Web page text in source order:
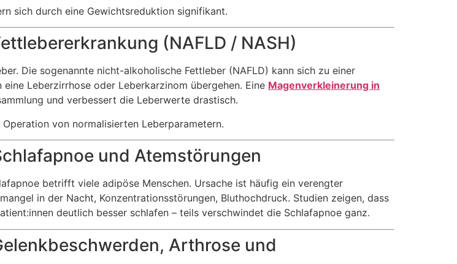
sich durch eine Gewichtsreduktion signifikant.
(NAFLD / NASH)
Die sogenannte nicht-alkoholische Fettleber (NAFLD) kann sich zu einer
Leberzirrhose oder Leberkarzinom übergehen. Eine Magenverkleinerung in
und verbessert die Leberwerte drastisch.
von normalisierten Leberparametern.
und Atemstörungen
betrifft viele adipöse Menschen. Ursache ist häufig ein verengter
in der Nacht, Konzentrationsstörungen, Bluthochdruck. Studien zeigen, dass
deutlich besser schlafen – teils verschwindet die Schlafapnoe ganz.
Arthrose und